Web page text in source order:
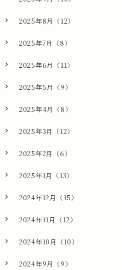
2025年8月（12）
2025年7月（8）
2025年6月（11）
2025年5月（9）
2025年4月（8）
2025年3月（12）
2025年2月（6）
2025年1月（13）
2024年12月（15）
2024年11月（12）
2024年10月（10）
2024年9月（9）